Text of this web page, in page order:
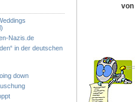
Nazis.de
in der deutschen
down
von